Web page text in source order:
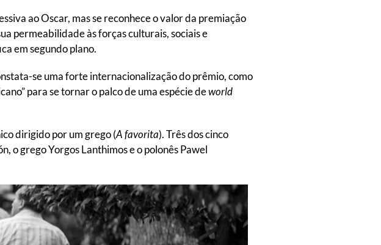
ao Oscar, mas se reconhece o valor da premiação
permeabilidade às forças culturais, sociais e
em segundo plano.
se uma forte internacionalização do prêmio, como
para se tornar o palco de uma espécie deworld
dirigido por um grego (A favorita). Três dos cinco
o grego Yorgos Lanthimos e o polonês Pawel